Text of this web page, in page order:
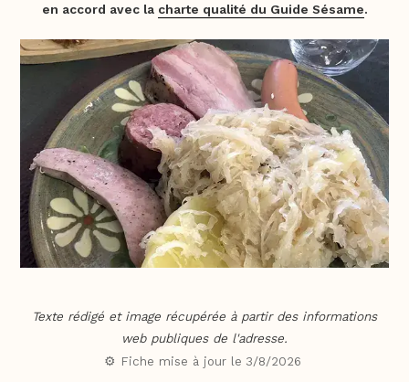
en accord avec la charte qualité du Guide Sésame.
Texte rédigé et image récupérée à partir des informations
web publiques de l'adresse.
⚙️ Fiche mise à jour le 3/8/2026